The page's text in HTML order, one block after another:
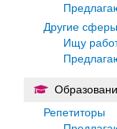
Другие
Ищу
Репетиторы